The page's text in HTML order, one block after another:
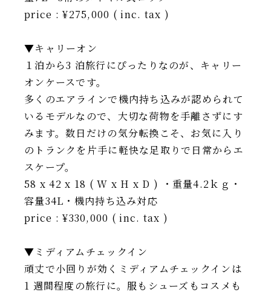
price : ¥275,000 ( inc. tax )
▼キャリーオン
１泊から3 泊旅行にぴったりなのが、キャリー
オンケースです。
多くのエアラインで機内持ち込みが認められて
いるモデルなので、大切な荷物を手離さずにす
みます。数日だけの気分転換こそ、お気に入り
のトランクを片手に軽快な足取りで日常からエ
スケープ。
58 x 42 x 18 ( W x H x D ) ・重量4.2ｋｇ・
容量34L・機内持ち込み対応
price : ¥330,000 ( inc. tax )
▼ミディアムチェックイン
頑丈で小回りが効くミディアムチェックインは
1 週間程度の旅行に。服もシューズもコスメも